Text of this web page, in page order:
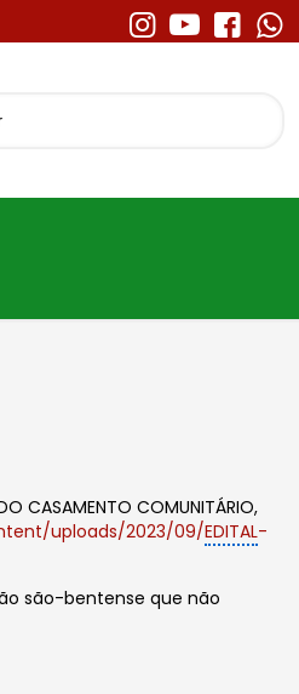
COMUNITÁRIO,
uploads/2023/09/EDITAL-
são-bentense que não